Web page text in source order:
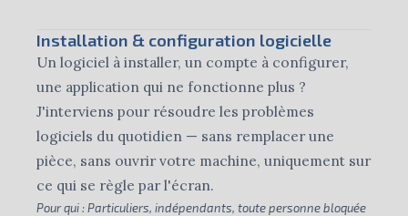
Installation & configuration logicielle
Un logiciel à installer, un compte à configurer,
une application qui ne fonctionne plus ?
J'interviens pour résoudre les problèmes
logiciels du quotidien — sans remplacer une
pièce, sans ouvrir votre machine, uniquement sur
ce qui se règle par l'écran.
Pour qui :Particuliers, indépendants, toute personne bloquée